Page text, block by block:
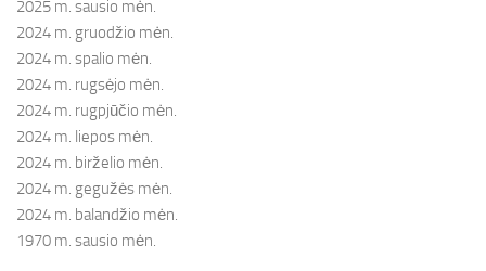
2025 m. sausio mėn.
2024 m. gruodžio mėn.
2024 m. spalio mėn.
2024 m. rugsėjo mėn.
2024 m. rugpjūčio mėn.
2024 m. liepos mėn.
2024 m. birželio mėn.
2024 m. gegužės mėn.
2024 m. balandžio mėn.
1970 m. sausio mėn.